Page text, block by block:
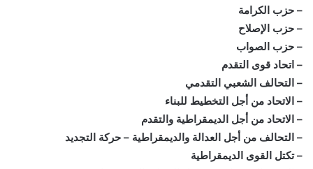
– ⁠حزب الكرامة
– ⁠حزب الإصلاح
– ⁠حزب الصواب
– اتحاد قوى التقدم
– التحالف الشعبي التقدمي
– الاتحاد من أجل التخطيط للبناء
– الاتحاد من أجل الديمقراطية والتقدم
– التحالف من أجل العدالة والديمقراطية – حركة التجديد
– تكتل القوى الديمقراطية